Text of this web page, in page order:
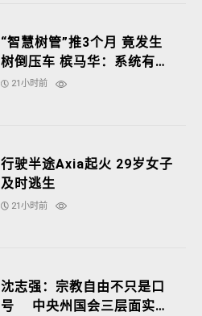
“智慧树管”推3个月 竟发生
树倒压车 槟马华：系统有效
吗？
21小时前
行驶半途Axia起火 29岁女子
及时逃生
21小时前
沈志强：宗教自由不只是口
号 中央州国会三层面实际